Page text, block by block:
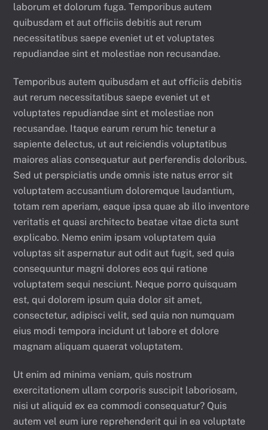
laborum et dolorum fuga. Temporibus autem
quibusdam et aut officiis debitis aut rerum
necessitatibus saepe eveniet ut et voluptates
repudiandae sint et molestiae non recusandae.
Temporibus autem quibusdam et aut officiis debitis
aut rerum necessitatibus saepe eveniet ut et
voluptates repudiandae sint et molestiae non
recusandae. Itaque earum rerum hic tenetur a
sapiente delectus, ut aut reiciendis voluptatibus
maiores alias consequatur aut perferendis doloribus.
Sed ut perspiciatis unde omnis iste natus error sit
voluptatem accusantium doloremque laudantium,
totam rem aperiam, eaque ipsa quae ab illo inventore
veritatis et quasi architecto beatae vitae dicta sunt
explicabo. Nemo enim ipsam voluptatem quia
voluptas sit aspernatur aut odit aut fugit, sed quia
consequuntur magni dolores eos qui ratione
voluptatem sequi nesciunt. Neque porro quisquam
est, qui dolorem ipsum quia dolor sit amet,
consectetur, adipisci velit, sed quia non numquam
eius modi tempora incidunt ut labore et dolore
magnam aliquam quaerat voluptatem.
Ut enim ad minima veniam, quis nostrum
exercitationem ullam corporis suscipit laboriosam,
nisi ut aliquid ex ea commodi consequatur? Quis
autem vel eum iure reprehenderit qui in ea voluptate